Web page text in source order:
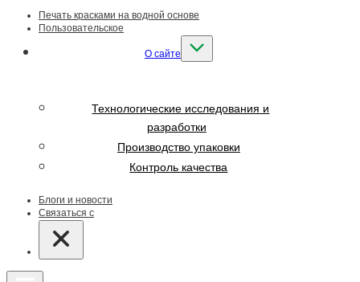
Печать красками на водной основе
Пользовательское
О сайте
Технологические исследования и
разработки
Производство упаковки
Контроль качества
Блоги и новости
Связаться с